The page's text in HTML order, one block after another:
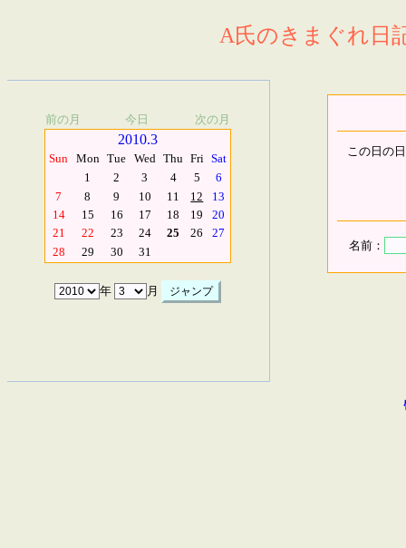
A氏のきまぐれ日
前の月 今日 次の月
2010.3
Sun Mon Tue Wed Thu Fri Sat
1
2 3 4 5
6
7
8 9 10 11 12
13
14
15 16 17 18 19
20
21
22 23 24 25 26
27
28
29 30 31
年 月
この日の
名前：